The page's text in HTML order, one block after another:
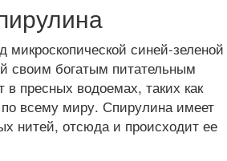
синей-зеленой
своим богатым питательным
в пресных водоемах, таких как
всему миру. Спирулина имеет
нитей, отсюда и происходит ее